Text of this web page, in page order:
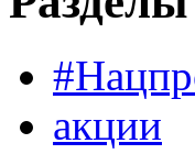
акции